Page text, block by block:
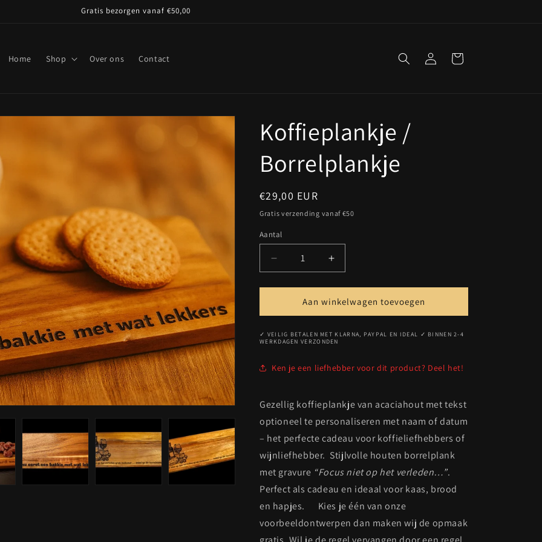
Gratis bezorgen vanaf €50,00
Home Shop Over ons Contact InloggenWinkelwagen
Koffieplankje /
Borrelplankje
Normale
prijs
€29,00 EUR
Gratis verzending vanaf €50
Aantal
Aantal
Aantal
verlagen
voor
Koffieplankje
/
Aantal
verhogen
voor
Koffieplankje
/
Aan winkelwagen toevoegen
✓ VEILIG BETALEN MET KLARNA, PAYPAL EN IDEAL ✓ BINNEN 2-4
WERKDAGEN VERZONDEN
Ken je een liefhebber voor dit product? Deel het!
Gezellig koffieplankje van acaciahout met tekst
optioneel te personaliseren met naam of datum
– het perfecte cadeau voor koffieliefhebbers of
wijnliefhebber. Stijlvolle houten borrelplank
met gravure “Focus niet op het verleden…”.
Perfect als cadeau en ideaal voor kaas, brood
en hapjes. Kies je één van onze
voorbeeldontwerpen dan maken wij de opmaak